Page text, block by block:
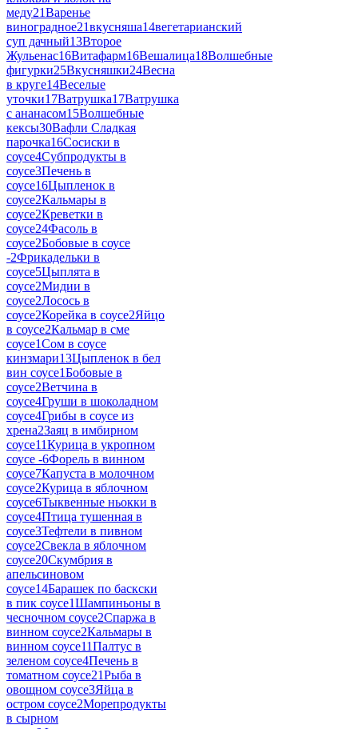
меду21Варенье
виноградное21вкусняша14вегетарианский
суп дачный13Второе
Жульенас16Витафарм16Вешалица18Волшебные
фигурки25Вкусняшки24Весна
в круге14Веселые
уточки17Ватрушка17Ватрушка
с ананасом15Волшебные
кексы30Вафли Сладкая
парочка16Сосиски в
соусе4Субпродукты в
соусе3Печень в
соусе16Цыпленок в
соусе2Кальмары в
соусе2Креветки в
соусе24Фасоль в
соусе2Бобовые в соусе
-2Фрикадельки в
соусе5Цыплята в
соусе2Мидии в
соусе2Лосось в
соусе2Корейка в соусе2Яйцо
в соусе2Кальмар в сме
соусе1Сом в соусе
кинзмари13Цыпленок в бел
вин соусе1Бобовые в
соусе2Ветчина в
соусе4Груши в шоколадном
соусе4Грибы в соусе из
хрена2Заяц в имбирном
соусе11Курица в укропном
соусе -6Форель в винном
соусе7Капуста в молочном
соусе2Курица в яблочном
соусе6Тыквенные ньокки в
соусе4Птица тушенная в
соусе3Тефтели в пивном
соусе2Свекла в яблочном
соусе20Скумбрия в
апельсиновом
соусе14Барашек по баскски
в пик соусе1Шампиньоны в
чесночном соусе2Спаржа в
винном соусе2Кальмары в
винном соусе11Палтус в
зеленом соусе4Печень в
томатном соусе21Рыба в
овощном соусе3Яйца в
остром соусе2Морепродукты
в сырном